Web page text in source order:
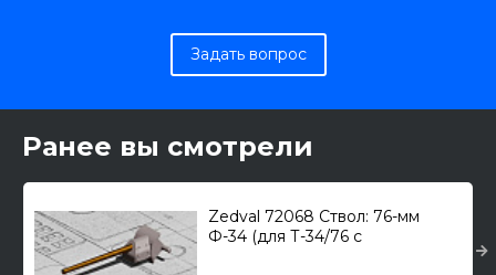
Задать вопрос
Ранее вы смотрели
Zedval 72068 Ствол: 76-мм
Ф-34 (для Т-34/76 с